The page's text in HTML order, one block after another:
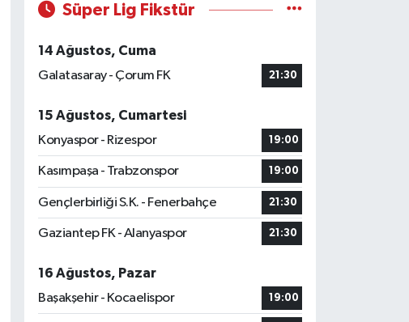
Süper Lig Fikstür
14 Ağustos, Cuma
Galatasaray - Çorum FK
21:30
15 Ağustos, Cumartesi
Konyaspor - Rizespor
19:00
Kasımpaşa - Trabzonspor 19:00
Gençlerbirliği S.K. - Fenerbahçe 21:30
Gaziantep FK - Alanyaspor 21:30
16 Ağustos, Pazar
Başakşehir - Kocaelispor
19:00